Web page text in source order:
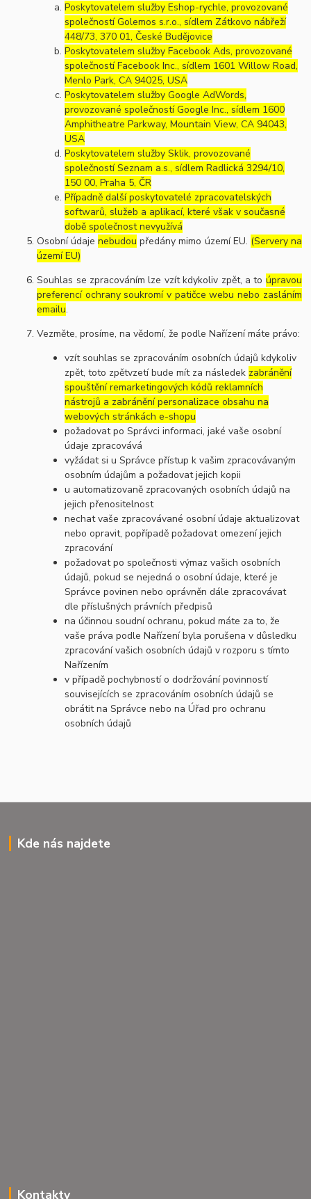
Poskytovatelem služby Eshop-rychle, provozované
společností Golemos s.r.o., sídlem Zátkovo nábřeží
448/73, 370 01, České Budějovice
Poskytovatelem služby Facebook Ads, provozované
společností Facebook Inc., sídlem 1601 Willow Road,
Menlo Park, CA 94025, USA
Poskytovatelem služby Google AdWords,
provozované společností Google Inc., sídlem 1600
Amphitheatre Parkway, Mountain View, CA 94043,
USA
Poskytovatelem služby Sklik, provozované
společností Seznam a.s., sídlem Radlická 3294/10,
150 00, Praha 5, ČR
Případně další poskytovatelé zpracovatelských
softwarů, služeb a aplikací, které však v současné
době společnost nevyužívá
Osobní údajenebudou předány mimo území EU. (Servery na
území EU)
Souhlas se zpracováním lze vzít kdykoliv zpět, a to úpravou
preferencí ochrany soukromí v patičce webu nebo zasláním
emailu.
Vezměte, prosíme, na vědomí, že podle Nařízení máte právo:
vzít souhlas se zpracováním osobních údajů kdykoliv
zpět, toto zpětvzetí bude mít za následek zabránění
spouštění remarketingových kódů reklamních
nástrojů a zabránění personalizace obsahu na
webových stránkách e-shopu
požadovat po Správci informaci, jaké vaše osobní
údaje zpracovává
vyžádat si u Správce přístup k vašim zpracovávaným
osobním údajům a požadovat jejich kopii
u automatizovaně zpracovaných osobních údajů na
jejich přenositelnost
nechat vaše zpracovávané osobní údaje aktualizovat
nebo opravit, popřípadě požadovat omezení jejich
zpracování
požadovat po společnosti výmaz vašich osobních
údajů, pokud se nejedná o osobní údaje, které je
Správce povinen nebo oprávněn dále zpracovávat
dle příslušných právních předpisů
na účinnou soudní ochranu, pokud máte za to, že
vaše práva podle Nařízení byla porušena v důsledku
zpracování vašich osobních údajů v rozporu s tímto
Nařízením
v případě pochybností o dodržování povinností
souvisejících se zpracováním osobních údajů se
obrátit na Správce nebo na Úřad pro ochranu
osobních údajů
Kde nás najdete
Kontakty